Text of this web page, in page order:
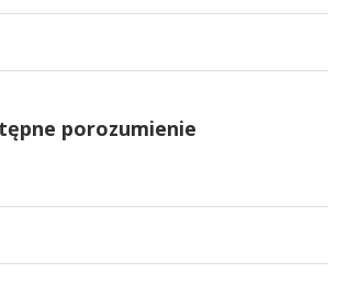
porozumienie